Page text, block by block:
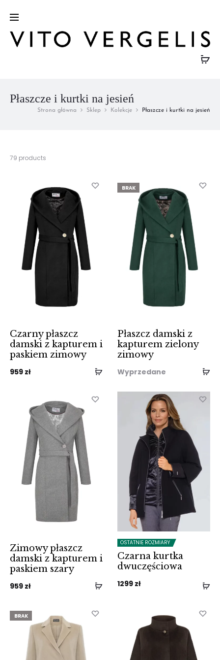
Płaszcze i kurtki na jesień
Strona główna Sklep Kolekcje Płaszcze i kurtki na jesień
79 products
z
79
wyników
Czarny płaszcz
damski z kapturem i
paskiem zimowy
959 zł
BRAK
Płaszcz damski z
kapturem zielony
zimowy
Wyprzedane
Zimowy płaszcz
damski z kapturem i
paskiem szary
959 zł
OSTATNIE ROZMIARY
Czarna kurtka
dwuczęściowa
1299 zł
BRAK